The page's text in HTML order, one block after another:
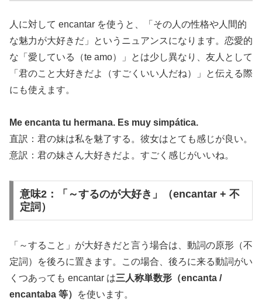
人に対して encantar を使うと、「その人の性格や人間的
な魅力が大好きだ」というニュアンスになります。恋愛的
な「愛している（te amo）」とは少し異なり、友人として
「君のこと大好きだよ（すごくいい人だね）」と伝える際
にも使えます。
Me encanta tu hermana. Es muy simpática.
直訳：君の妹は私を魅了する。彼女はとても感じが良い。
意訳：君の妹さん大好きだよ。すごく感じがいいね。
意味2：「～するのが大好き」（encantar + 不
定詞）
「～すること」が大好きだと言う場合は、動詞の原形（不
定詞）を後ろに置きます。この場合、後ろに来る動詞がい
くつあっても encantar は三人称単数形（encanta /
encantaba 等）
を使います。